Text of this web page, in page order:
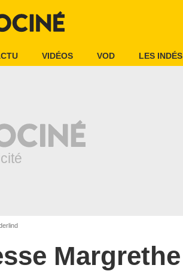
VIDÉOS VOD LES INDÉS
Margrethe